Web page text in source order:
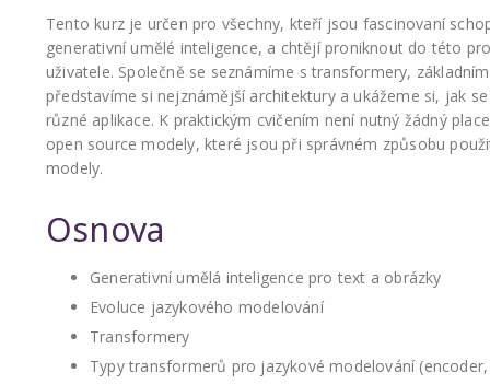
Tento kurz je určen pro všechny, kteří jsou fascinovaní
generativní umělé inteligence, a chtějí proniknout do této
uživatele. Společně se seznámíme s transformery,
představíme si nejznámější architektury a ukážeme si, jak
různé aplikace. K praktickým cvičením není nutný žádný
open source modely, které jsou při správném způsobu
modely.
Osnova
Generativní umělá inteligence pro text a obrázky
Evoluce jazykového modelování
Transformery
Typy transformerů pro jazykové modelování